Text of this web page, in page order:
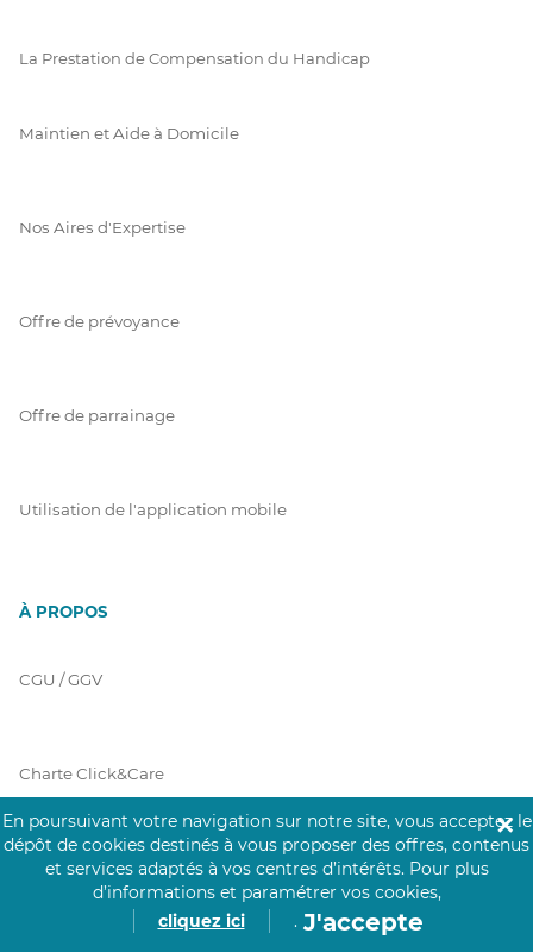
La Prestation de Compensation du Handicap
Maintien et Aide à Domicile
Nos Aires d'Expertise
Offre de prévoyance
Offre de parrainage
Utilisation de l'application mobile
À PROPOS
CGU / GGV
Charte Click&Care
Code de Déontologie
En poursuivant votre navigation sur notre site, vous acceptez le
dépôt de cookies destinés à vous proposer des offres, contenus
et services adaptés à vos centres d’intérêts. Pour plus
d’informations et paramétrer vos cookies,
cliquez ici
. J'accepte
✕